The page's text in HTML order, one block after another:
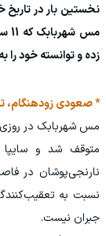
نخستین بار در تاریخ
مس
زده و توانسته خود را
* صعودی زودهنگام،
مس شهربابک در
متوقف شد و سایپا
نسبت به
جبران نیست.